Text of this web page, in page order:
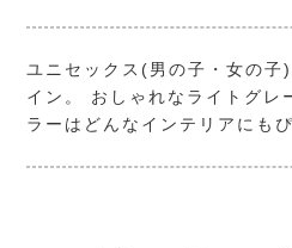
ユニセックス(男の子・女の子
イン。 おしゃれなライトグレ
ラーはどんなインテリアにも